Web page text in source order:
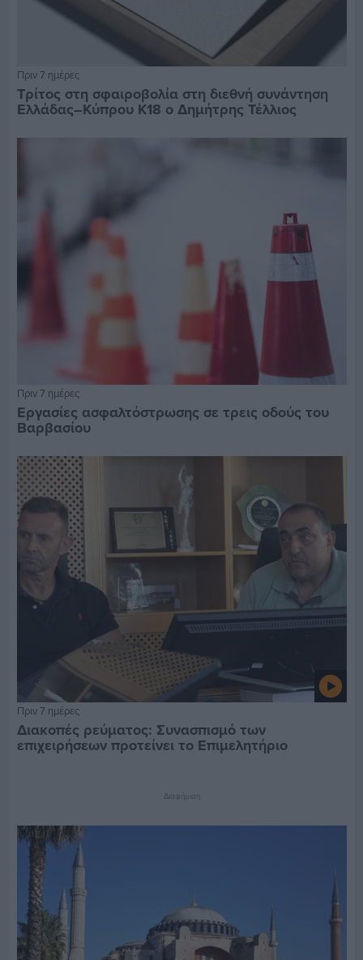
Πριν 7 ημέρες
Τρίτος στη σφαιροβολία στη διεθνή συνάντηση
Ελλάδας–Κύπρου Κ18 ο Δημήτρης Τέλλιος
Πριν 7 ημέρες
Εργασίες ασφαλτόστρωσης σε τρεις οδούς του
Βαρβασίου
Πριν 7 ημέρες
Διακοπές ρεύματος: Συνασπισμό των
επιχειρήσεων προτείνει το Επιμελητήριο
Διαφήμιση